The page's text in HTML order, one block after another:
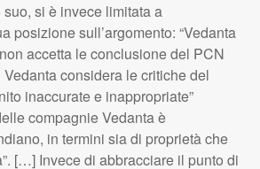
si è invece limitata a
posizione sull’argomento: “Vedanta
accetta le conclusione del PCN
considera le critiche del
inaccurate e inappropriate”
compagnie Vedanta è
in termini sia di proprietà che
[…] Invece di abbracciare il punto di